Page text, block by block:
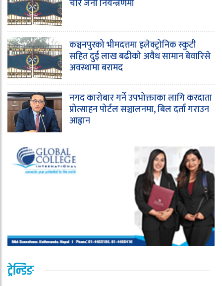
चार जना नियन्त्रणमा
कञ्चनपुरको भीमदत्तमा इलेक्ट्रोनिक स्कुटी
सहित दुई लाख बढीको अवैध सामान बेवारिसे
अवस्थामा बरामद
नगद कारोबार गर्ने उपभोक्ताका लागि करदाता
प्रोत्साहन पोर्टल सञ्चालनमा, बिल दर्ता गराउन
आह्वान
ट्रेन्डिङ